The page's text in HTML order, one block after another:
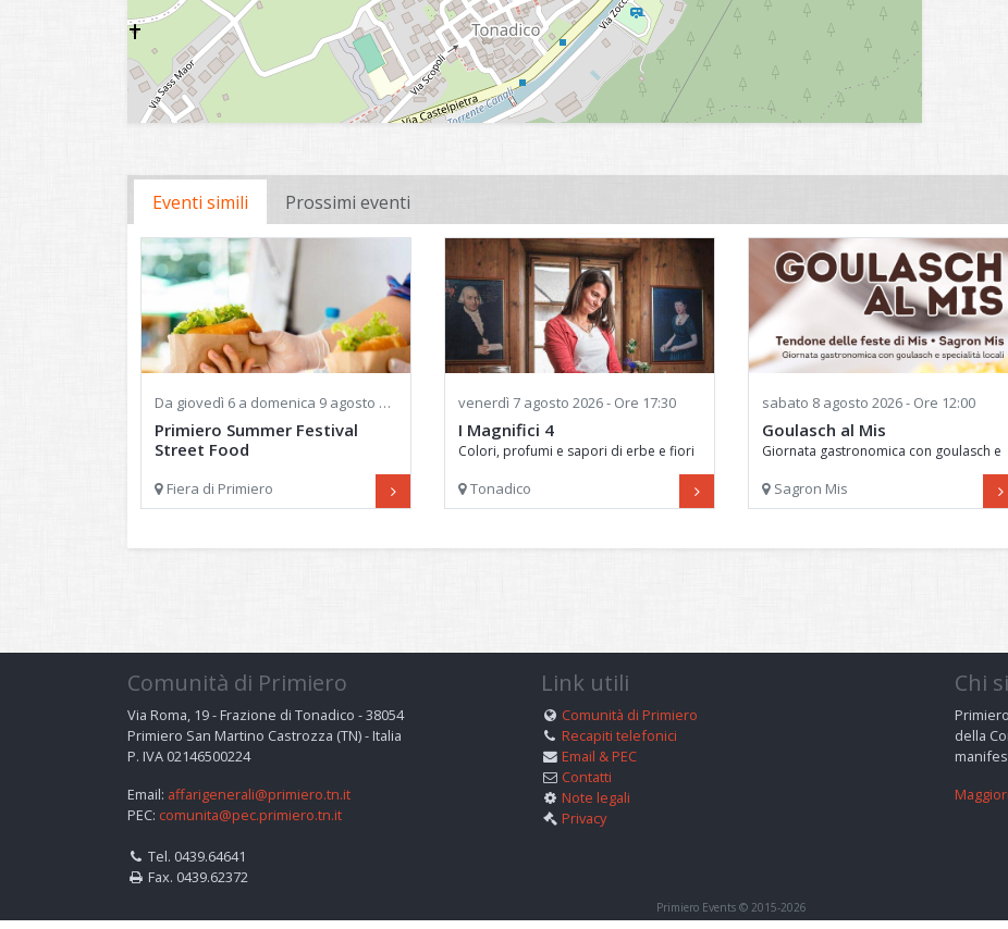
Eventi simili Prossimi eventi
Da giovedì 6 a domenica 9 agosto 2026 - Ore 11:00
Primiero Summer Festival
Street Food
Fiera di Primiero
venerdì 7 agosto 2026 - Ore 17:30
I Magnifici 4
Colori, profumi e sapori di erbe e fiori
Tonadico
sabato 8 agosto 2026 - Ore 12:00
Goulasch al Mis
Giornata gastronomica con goulasch e
Sagron Mis
Comunità di Primiero
Via Roma, 19 - Frazione di Tonadico - 38054
Primiero San Martino Castrozza (TN) - Italia
P. IVA 02146500224
Email: affarigenerali@primiero.tn.it
PEC: comunita@pec.primiero.tn.it
Tel. 0439.64641
Fax. 0439.62372
Link utili
Comunità di Primiero
Recapiti telefonici
Email & PEC
Contatti
Note legali
Privacy
Chi
della
Primiero Events © 2015-2026